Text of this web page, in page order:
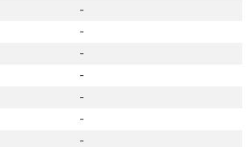
-
-
-
-
-
-
-